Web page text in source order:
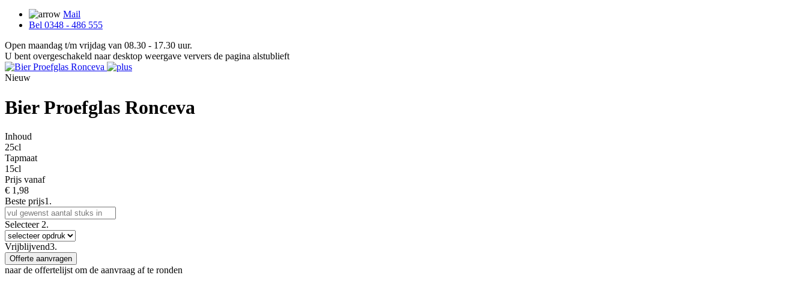
Mail
Bel 0348 - 486 555
Open maandag t/m vrijdag van 08.30 - 17.30 uur.
U bent overgeschakeld naar desktop weergave ververs de pagina alstublieft
Nieuw
Bier Proefglas Ronceva
Inhoud
25cl
Tapmaat
15cl
Prijs vanaf
€ 1,98
Beste prijs1.
Selecteer 2.
Vrijblijvend3.
Offerte aanvragen
naar de offertelijst om de aanvraag af te ronden